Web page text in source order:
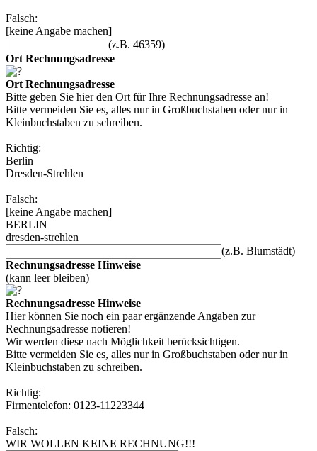
Falsch:
[keine Angabe machen]
(z.B. 46359)
Ort Rechnungsadresse
Ort Rechnungsadresse
Bitte geben Sie hier den Ort für Ihre Rechnungsadresse an!
Bitte vermeiden Sie es, alles nur in Großbuchstaben oder nur in
Kleinbuchstaben zu schreiben.
Richtig:
Berlin
Dresden-Strehlen
Falsch:
[keine Angabe machen]
BERLIN
dresden-strehlen
(z.B. Blumstädt)
Rechnungsadresse Hinweise
(kann leer bleiben)
Rechnungsadresse Hinweise
Hier können Sie noch ein paar ergänzende Angaben zur
Rechnungsadresse notieren!
Wir werden diese nach Möglichkeit berücksichtigen.
Bitte vermeiden Sie es, alles nur in Großbuchstaben oder nur in
Kleinbuchstaben zu schreiben.
Richtig:
Firmentelefon: 0123-11223344
Falsch:
WIR WOLLEN KEINE RECHNUNG!!!